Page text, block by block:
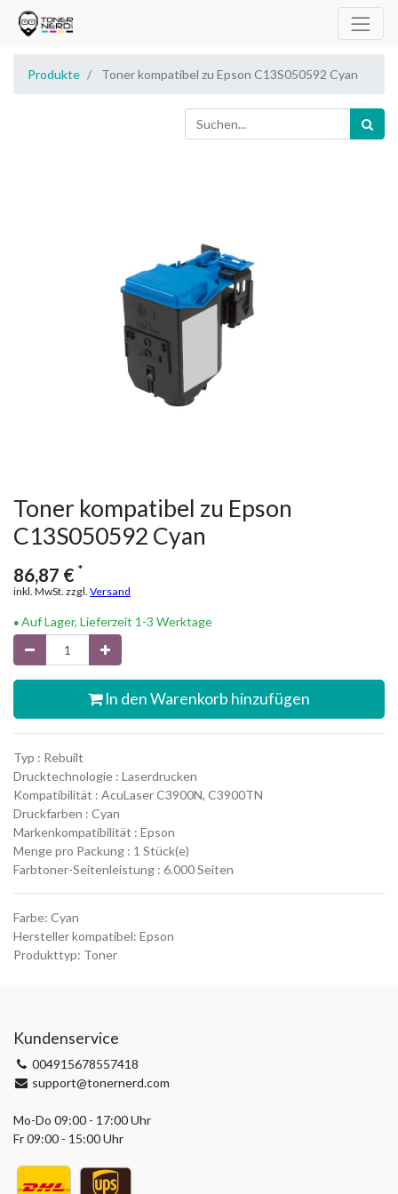
Produkte Toner kompatibel zu Epson C13S050592 Cyan
Toner kompatibel zu Epson
C13S050592 Cyan
86,87 € *
inkl. MwSt. zzgl. Versand
Auf Lager, Lieferzeit 1-3 Werktage
In den Warenkorb hinzufügen
Typ : Rebuilt
Drucktechnologie : Laserdrucken
Kompatibilität : AcuLaser C3900N, C3900TN
Druckfarben : Cyan
Markenkompatibilität : Epson
Menge pro Packung : 1 Stück(e)
Farbtoner-Seitenleistung : 6.000 Seiten
Farbe: Cyan
Hersteller kompatibel: Epson
Produkttyp: Toner
Kundenservice
004915678557418
support@tonernerd.com
Mo-Do 09:00 - 17:00 Uhr
Fr 09:00 - 15:00 Uhr